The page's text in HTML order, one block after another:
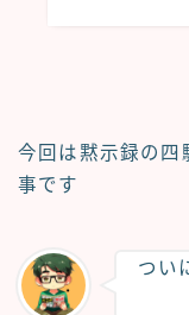
今回は黙示録の四
事です
つい